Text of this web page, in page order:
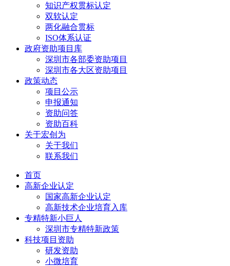
知识产权贯标认定
双软认定
两化融合贯标
ISO体系认证
政府资助项目库
深圳市各部委资助项目
深圳市各大区资助项目
政策动态
项目公示
申报通知
资助问答
资助百科
关于宏创为
关于我们
联系我们
首页
高新企业认定
国家高新企业认定
高新技术企业培育入库
专精特新小巨人
深圳市专精特新政策
科技项目资助
研发资助
小微培育